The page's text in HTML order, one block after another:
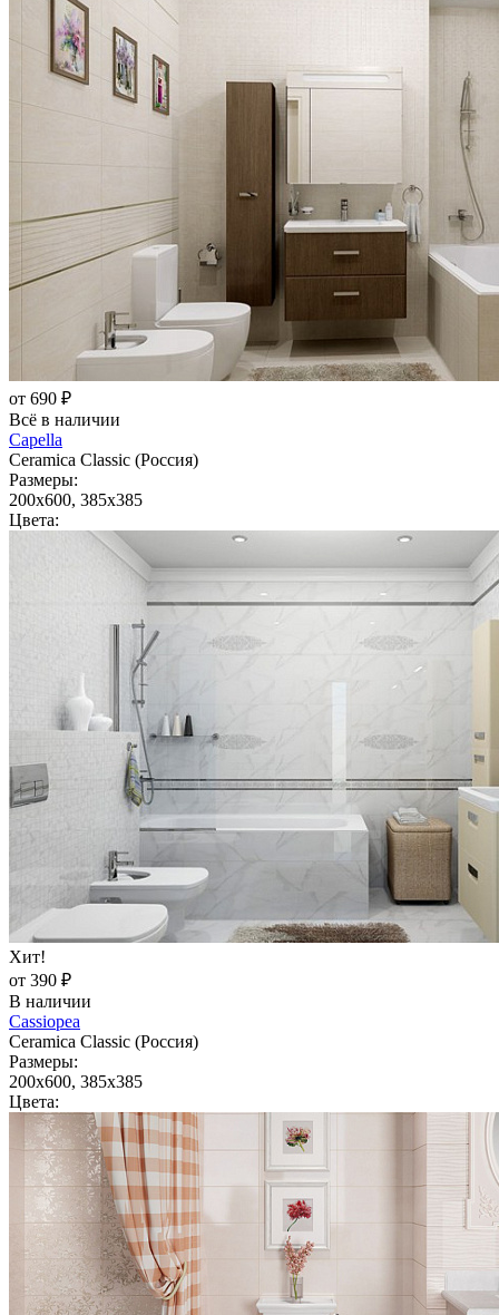
от 690 ₽
Всё в наличии
Capella
Ceramica Classic (Россия)
Размеры:
200x600, 385x385
Цвета:
Хит!
от 390 ₽
В наличии
Cassiopea
Ceramica Classic (Россия)
Размеры:
200x600, 385x385
Цвета: